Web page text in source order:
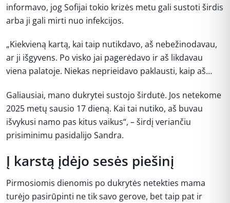
informavo, jog Sofijai tokio krizės metu gali sustoti širdis
arba ji gali mirti nuo infekcijos.
„Kiekvieną kartą, kai taip nutikdavo, aš nebežinodavau,
ar ji išgyvens. Po visko jai pagerėdavo ir aš likdavau
viena palatoje. Niekas neprieidavo paklausti, kaip aš…
Galiausiai, mano dukrytei sustojo širdutė. Jos netekome
2025 metų sausio 17 dieną. Kai tai nutiko, aš buvau
išvykusi namo pas kitus vaikus“, – širdį veriančiu
prisiminimu pasidalijo Sandra.
Į karstą įdėjo sesės piešinį
Pirmosiomis dienomis po dukrytės netekties mama
turėjo pasirūpinti ne tik savo gerove, bet taip pat ir